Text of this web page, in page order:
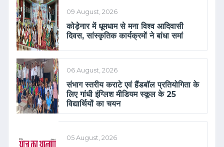
09 August, 2026
कोड़ेनार में धूमधाम से मना विश्व आदिवासी
दिवस, सांस्कृतिक कार्यक्रमों ने बांधा समां
06 August, 2026
संभाग स्तरीय कराटे एवं हैंडबॉल प्रतियोगिता के
लिए गांधी इंग्लिश मीडियम स्कूल के 25
विद्यार्थियों का चयन
05 August, 2026